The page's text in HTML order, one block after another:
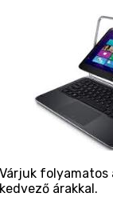
Várjuk folyamatos
kedvező árakkal.